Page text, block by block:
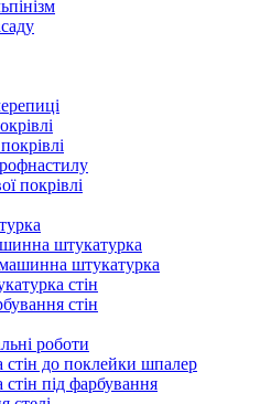
покрівлі
штукатурка
штукатурка
стін
стін
роботи
стін до поклейки шпалер
стін під фарбування